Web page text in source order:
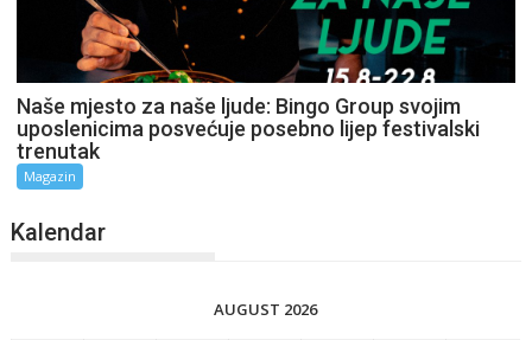
Naše mjesto za naše ljude: Bingo Group svojim
uposlenicima posvećuje posebno lijep festivalski
trenutak
Magazin
Kalendar
AUGUST 2026